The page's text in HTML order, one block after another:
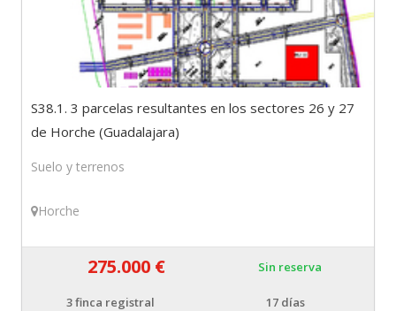
S38.1. 3 parcelas resultantes en los sectores 26 y 27
de Horche (Guadalajara)
Suelo y terrenos
Horche
275.000 € Sin reserva
3finca registral 17 días